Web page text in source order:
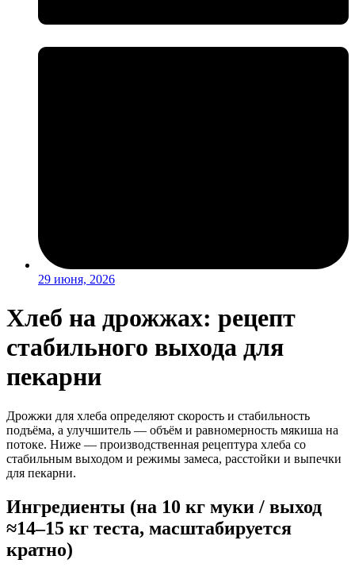
29 июня, 2026
Хлеб на дрожжах: рецепт
стабильного выхода для
пекарни
Дрожжи для хлеба определяют скорость и стабильность
подъёма, а улучшитель — объём и равномерность мякиша на
потоке. Ниже — производственная рецептура хлеба со
стабильным выходом и режимы замеса, расстойки и выпечки
для пекарни.
Ингредиенты (на 10 кг муки / выход
≈14–15 кг теста, масштабируется
кратно)